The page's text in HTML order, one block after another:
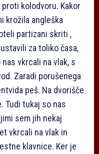
kolodvoru. Kakor
krožila angleška
partizani skriti ,
za toliko časa,
vkrcali na vlak, s
Zaradi porušenega
peš. Na dvorišče
Tudi tukaj so nas
sem jih nekaj
vkrcali na vlak in
klavnice. Ker je